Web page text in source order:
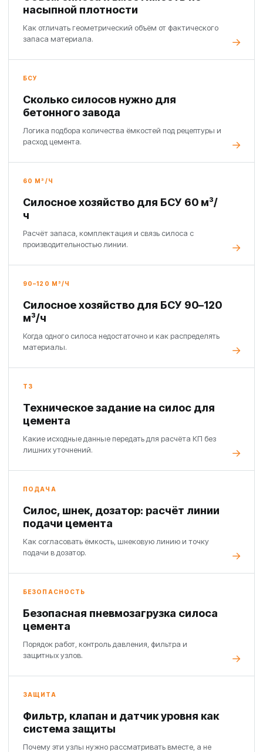
насыпной плотности
Как отличать геометрический объём от фактического
запаса материала.
БСУ
Сколько силосов нужно для
бетонного завода
Логика подбора количества ёмкостей под рецептуры и
расход цемента.
60 М³/Ч
Силосное хозяйство для БСУ 60 м³/
ч
Расчёт запаса, комплектация и связь силоса с
производительностью линии.
90–120 М³/Ч
Силосное хозяйство для БСУ 90–120
м³/ч
Когда одного силоса недостаточно и как распределять
материалы.
ТЗ
Техническое задание на силос для
цемента
Какие исходные данные передать для расчёта КП без
лишних уточнений.
ПОДАЧА
Силос, шнек, дозатор: расчёт линии
подачи цемента
Как согласовать ёмкость, шнековую линию и точку
подачи в дозатор.
БЕЗОПАСНОСТЬ
Безопасная пневмозагрузка силоса
цемента
Порядок работ, контроль давления, фильтра и
защитных узлов.
ЗАЩИТА
Фильтр, клапан и датчик уровня как
система защиты
Почему эти узлы нужно рассматривать вместе, а не